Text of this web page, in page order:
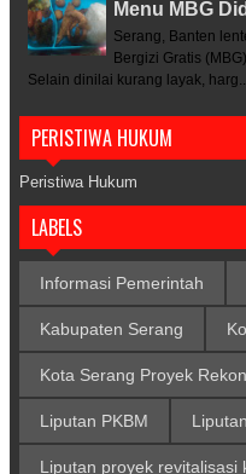
Menu MBG
Serang, Banten
Bergizi Gratis
Selain dinilai kurang layak, harg...
PERISTIWA HUKUM
Peristiwa Hukum
LABELS
Informasi Pemerintah
Kabupaten Serang
Kota Serang Proyek
Liputan PKBM
Liputan proyek revitalisasi